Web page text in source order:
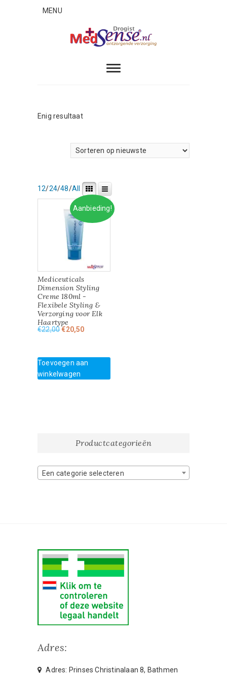
MENU
Enig resultaat
12/24/48/All
Aanbieding!
Mediceuticals
Dimension Styling
Creme 180ml -
Flexibele Styling &
Verzorging voor Elk
Haartype
€22,00Oorspronkelijke
€22,00.
€20,50Huidige
€20,50.
Toevoegen aan
winkelwagen
Productcategorieën
Een categorie selecteren
Adres:
Adres: Prinses Christinalaan 8, Bathmen